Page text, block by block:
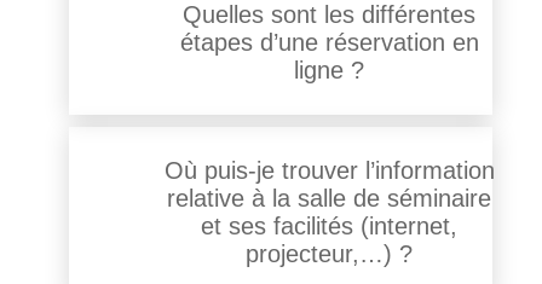
Quelles sont les différentes
étapes d’une réservation en
ligne ?
Où puis-je trouver l’information
relative à la salle de séminaire
et ses facilités (internet,
projecteur,…) ?